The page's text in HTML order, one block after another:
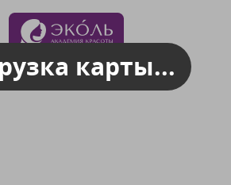
карты...